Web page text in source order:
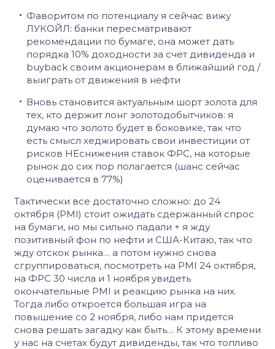
Фаворитом по потенциалу я сейчас вижу
ЛУКОЙЛ: банки пересматривают
рекомендации по бумаге, она может дать
порядка 10% доходности за счет дивиденда и
buyback своим акционерам в ближайший год /
выиграть от движения в нефти
Вновь становится актуальным шорт золота для
тех, кто держит лонг золотодобытчиков: я
думаю что золото будет в боковике, так что
есть смысл хеджировать свои инвестиции от
рисков НЕснижения ставок ФРС, на которые
рынок до сих пор полагается (шанс сейчас
оценивается в 77%)
Тактически все достаточно сложно: до 24
октября (PMI) стоит ожидать сдержанный спрос
на бумаги, но мы сильно падали + я жду
позитивный фон по нефти и США-Китаю, так что
жду отскок рынка… а потом нужно снова
сгруппироваться, посмотреть на PMI 24 октября,
на ФРС 30 числа и 1 ноября увидеть
окончательные PMI и реакцию рынка на них.
Тогда либо откроется большая игра на
повышение со 2 ноября, либо нам придется
снова решать загадку как быть… К этому времени
у нас на счетах будут дивиденды, так что топливо